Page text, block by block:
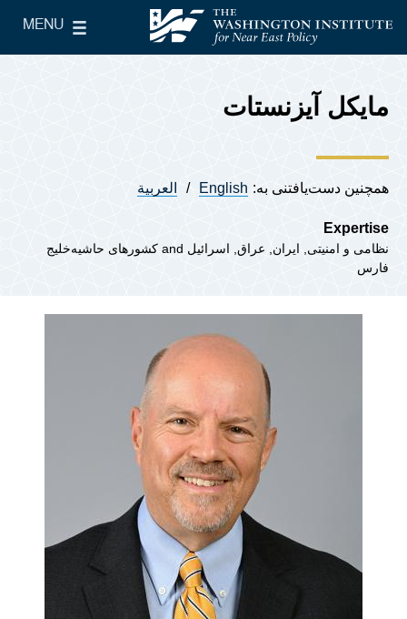
The Washington Institute for Near East Policy
MENU
Main Menu
مایکل آیزنستات
همچنین دست‌یافتنی به: English العربية
Expertise
نظامی و امنیتی ایران عراق اسرائیل
کشورهای حاشیه‌خلیج
فارس